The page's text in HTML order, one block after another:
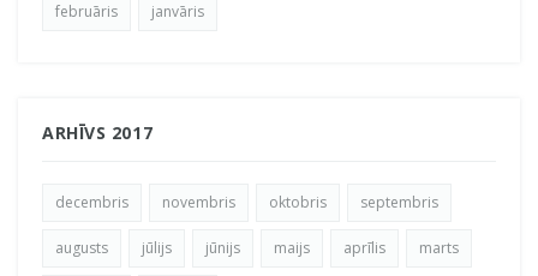
februāris janvāris
ARHĪVS 2017
decembris novembris oktobris septembris
augusts jūlijs jūnijs maijs aprīlis marts